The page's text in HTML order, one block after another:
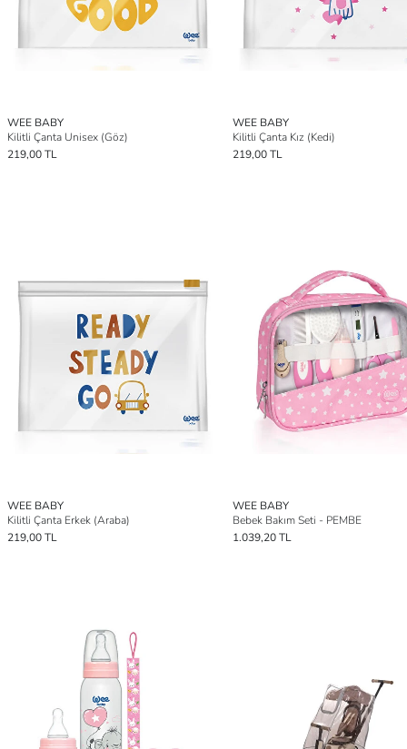
WEE BABY
Kilitli Çanta Unisex (Göz)
219,00 TL
WEE BABY
Kilitli Çanta Kız (Kedi)
219,00 TL
WEE BABY
Kilitli Çanta Erkek (Araba)
219,00 TL
WEE BABY
Bebek Bakım Seti - PEMBE
1.039,20 TL